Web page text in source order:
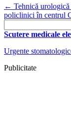
← Tehnică
policlinici în centrul
for:
Scutere medicale
Urgente
Publicitate